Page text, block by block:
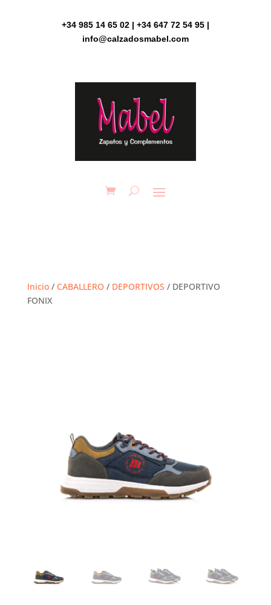
+34 985 14 65 02 | +34 647 72 54 95 |
info@calzadosmabel.com
Inicio/ CABALLERO / DEPORTIVOS / DEPORTIVO
FONIX